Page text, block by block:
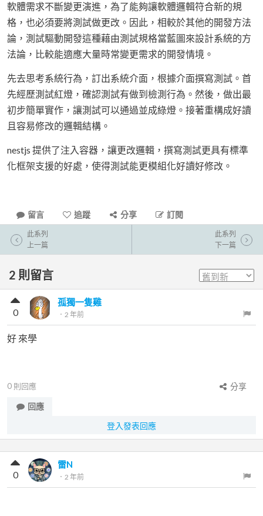
軟體需求不斷變更演進，為了能夠讓軟體邏輯符合新的規
格，也必須要將測試做更改。因此，相較於其他的開發方法
論，測試驅動開發這種藉由測試規格當藍圖來設計系統的方
法論，比較能適應大量時常變更需求的開發情境。
先去思考系統行為，訂出系統介面，根據介面撰寫測試。首
先經歷測試紅燈，確認測試有做到檢測行為。然後，做出最
初步簡單實作，讓測試可以通過並成綠燈。接著重構成好讀
且容易修改的邏輯結構。
nestjs 提供了注入容器，讓更改邏輯，撰寫測試更具有標準
化框架支援的好處，使得測試能更模組化好讀好修改。
留言 追蹤 分享 訂閱
此系列
上一篇
此系列
下一篇
2 則留言
孤獨一隻雞
． 2 年前
0
好 來學
0 則回應
分享
回應
登入發表回應
雷N
． 2 年前
0